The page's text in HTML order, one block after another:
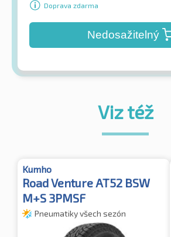
Doprava zdarma
Nedosažitelný
Viz též
Kumho
Road Venture AT52 BSW
M+S 3PMSF
Pneumatiky všech sezón